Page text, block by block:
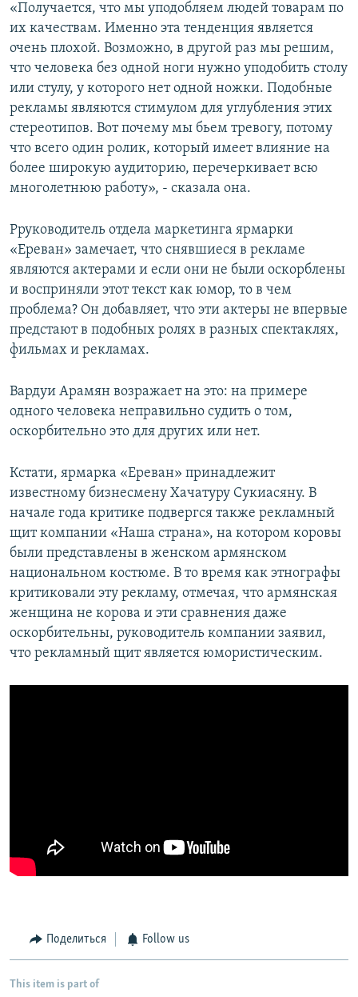
«Получается, что мы уподобляем людей товарам по
их качествам. Именно эта тенденция является
очень плохой. Возможно, в другой раз мы решим,
что человека без одной ноги нужно уподобить столу
или стулу, у которого нет одной ножки. Подобные
рекламы являются стимулом для углубления этих
стереотипов. Вот почему мы бьем тревогу, потому
что всего один ролик, который имеет влияние на
более широкую аудиторию, перечеркивает всю
многолетнюю работу», - сказала она.
Рруководитель отдела маркетинга ярмарки
«Ереван» замечает, что снявшиеся в рекламе
являются актерами и если они не были оскорблены
и восприняли этот текст как юмор, то в чем
проблема? Он добавляет, что эти актеры не впервые
предстают в подобных ролях в разных спектаклях,
фильмах и рекламах.
Вардуи Арамян возражает на это: на примере
одного человека неправильно судить о том,
оскорбительно это для других или нет.
Кстати, ярмарка «Ереван» принадлежит
известному бизнесмену Хачатуру Сукиасяну. В
начале года критике подвергся также рекламный
щит компании «Наша страна», на котором коровы
были представлены в женском армянском
национальном костюме. В то время как этнографы
критиковали эту рекламу, отмечая, что армянская
женщина не корова и эти сравнения даже
оскорбительны, руководитель компании заявил,
что рекламный щит является юмористическим.
Поделиться Follow us
This item is part of